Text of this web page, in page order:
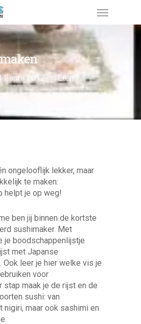
april 2012 Eten
ongelooflijk lekker, maar
te maken:
helpt je op weg!
ben jij binnen de kortste
sushimaker. Met
je boodschappenlijstje
met Japanse
Ook leer je hier welke vis je
voor
stap maak je de rijst en de
sushi: van
nigiri, maar ook sashimi en